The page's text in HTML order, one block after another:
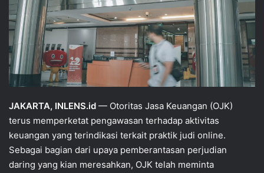
JAKARTA, INLENS.id — Otoritas Jasa Keuangan (OJK)
terus memperketat pengawasan terhadap aktivitas
keuangan yang terindikasi terkait praktik judi online.
Sebagai bagian dari upaya pemberantasan perjudian
daring yang kian meresahkan, OJK telah meminta